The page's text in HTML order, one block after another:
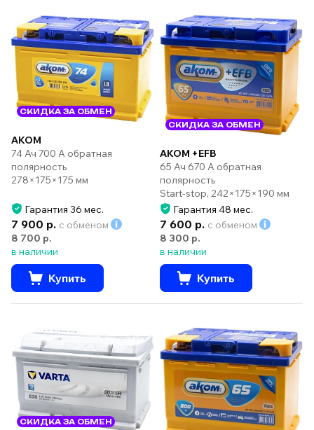
СКИДКА ЗА ОБМЕН
AKOM
74 Ач 700 А обратная
полярность
278×175×175 мм
Гарантия 36 мес.
7 900 р. с обменом
8 700 р.
в наличии
Купить
СКИДКА ЗА ОБМЕН
AKOM +EFB
65 Ач 670 А обратная
полярность
Start-stop, 242×175×190 мм
Гарантия 48 мес.
7 600 р. с обменом
8 300 р.
в наличии
Купить
СКИДКА ЗА ОБМЕН